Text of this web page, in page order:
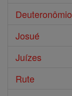
Deuteronômio
Josué
Juízes
Rute